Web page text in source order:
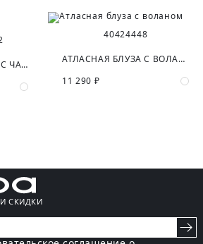
РУБАШКА ИЗ ХЛОПКА С ЧАСТИЧНОЙ ЗАСТЁЖКОЙ
40424448
АТЛАСНАЯ БЛУЗА С ВОЛАНОМ
11 290 ₽
СКИДКИ